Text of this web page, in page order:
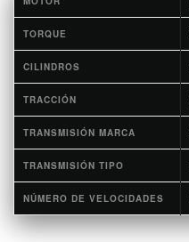
TORQUE
CILINDROS
TRACCIÓN
TRANSMISIÓN MARCA
TRANSMISIÓN TIPO
NÚMERO DE VELOCIDADES